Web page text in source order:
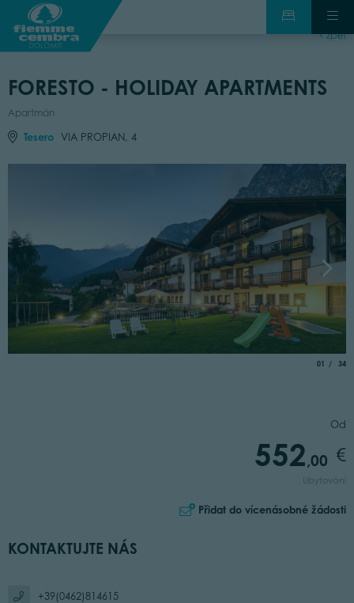
zpět
FORESTO - HOLIDAY APARTMENTS
Apartmán
Tesero VIA PROPIAN, 4
01 of
34
Od
552,00
Ubytování
Přidat do vícenásobné žádosti
KONTAKTUJTE NÁS
+39(0462)814615